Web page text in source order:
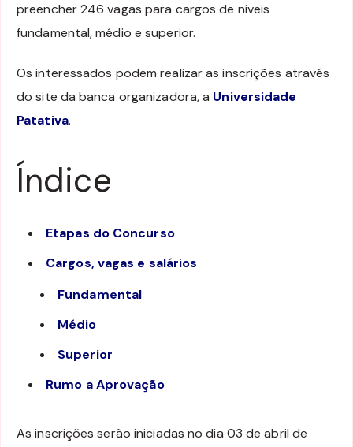
preencher 246 vagas para cargos de níveis
fundamental, médio e superior.
Os interessados podem realizar as inscrições através
do site da banca organizadora, a Universidade
Patativa.
Índice
Etapas do Concurso
Cargos, vagas e salários
Fundamental
Médio
Superior
Rumo a Aprovação
As inscrições serão iniciadas no dia 03 de abril de